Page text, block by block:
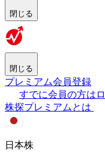
閉じる
閉じる
プレミアム会員登録
すでに会員の方は
株探プレミアムとは
日本株